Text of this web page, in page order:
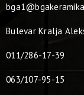
Bulevar Kralja
011/286-17-39
063/107-95-15